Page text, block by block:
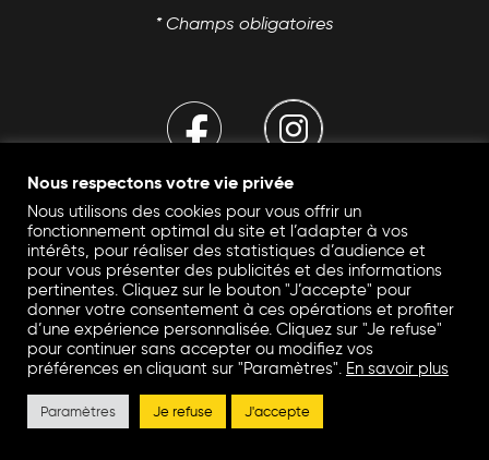
* Champs obligatoires
A PROPOS
MENTIONS LÉGALES
POLITIQUE DE CONFIDENTIALITÉ
PLAN DU SITE
Nous respectons votre vie privée
Nous utilisons des cookies pour vous offrir un
fonctionnement optimal du site et l’adapter à vos
intérêts, pour réaliser des statistiques d’audience et
pour vous présenter des publicités et des informations
pertinentes. Cliquez sur le bouton "J’accepte" pour
donner votre consentement à ces opérations et profiter
d’une expérience personnalisée. Cliquez sur "Je refuse"
pour continuer sans accepter ou modifiez vos
préférences en cliquant sur "Paramètres". En savoir plus
Paramètres Je refuse J'accepte